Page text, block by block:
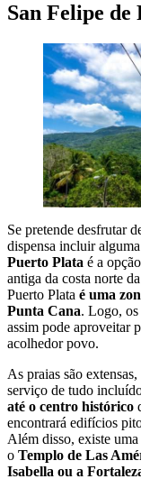
San Felipe
Se pretende desfrutar
dispensa incluir
Puerto Plata é a
antiga da costa norte
Puerto Plata é uma
Punta Cana. Logo, os
assim pode aproveitar
acolhedor povo.
As praias são
serviço de tudo
até o centro histórico
encontrará edifícios
Além disso, existe
o Templo de Las
Isabella ou a